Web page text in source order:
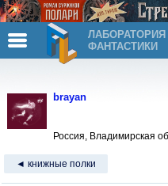
ЛАБОРАТОРИЯ
ФАНТАСТИКИ
brayan
Россия, Владимирская
◄ книжные полки